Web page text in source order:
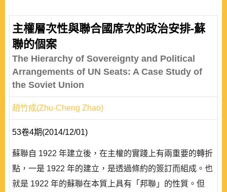
主權層次性與聯合國席次的政治安排-蘇
聯的個案
The Hierarchy of Sovereignty and Political
Arrangements of UN Seats: A Case Study of
the Soviet Union
趙竹成(Zhu-Cheng Zhao)
53卷4期(2014/12/01)
蘇聯自 1922 年建立後，在主權的實踐上有兩重要的轉折
點，一是 1922 年的建立，是透過條約的簽訂而組成。也
就是 1922 年的蘇聯在本質上具有「邦聯」的性質。但